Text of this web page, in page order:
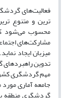
فعالیت‌های
ترین و متنوع
محسوب می‌شود
مشارکت‌های
میزبان ایجاد
تدوین
جامعه آماری